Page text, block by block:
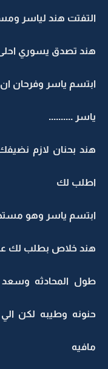
التفتت هند لياسر
هند تصدق يسوري احلى
ابتسم ياسر وفرحان
ياسر ..........
هند بحنان لازم
اطلب لك
ابتسم ياسر وهو
هند خلاص بطلب لك
طول المحادثه
حنونه وطيبه لكن
مافيه